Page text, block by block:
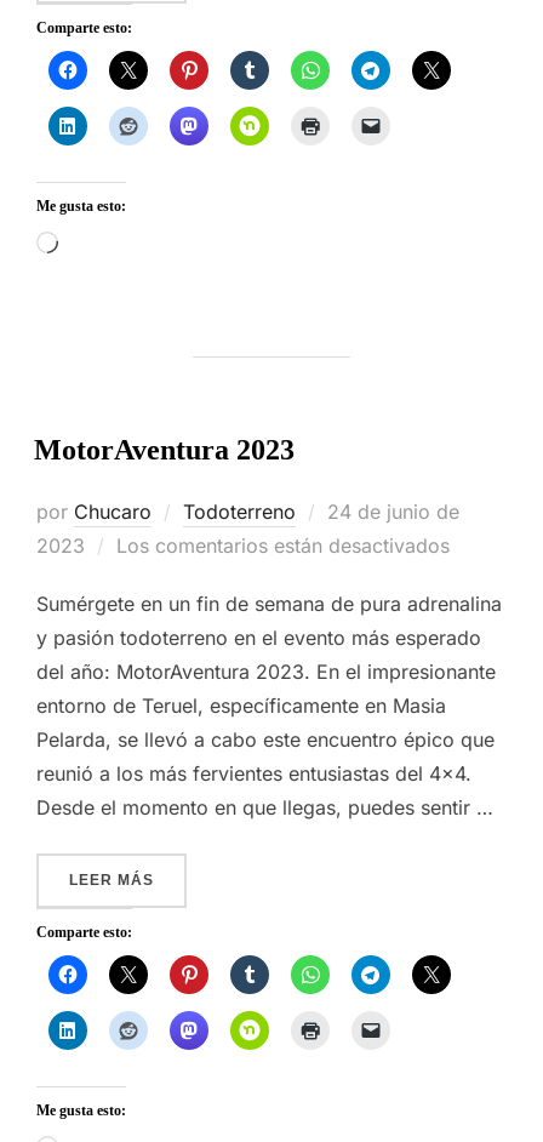
Comparte esto:
Me gusta esto:
Cargando...
MotorAventura 2023
por Chucaro Todoterreno
Publicado
el
24 de junio de
2023
Los comentarios están desactivados
Sumérgete en un fin de semana de pura adrenalina
y pasión todoterreno en el evento más esperado
del año: MotorAventura 2023. En el impresionante
entorno de Teruel, específicamente en Masia
Pelarda, se llevó a cabo este encuentro épico que
reunió a los más fervientes entusiastas del 4×4.
Desde el momento en que llegas, puedes sentir …
LEER MÁS
Comparte esto:
Me gusta esto: